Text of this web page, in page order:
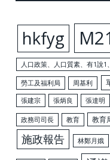
hkfyg
人口政策、人口質素、有1說1
勞工及福利局 周基利
張建宗 張炳良 張達明
政務司司長 教育 教育
施政報告 林鄭月娥